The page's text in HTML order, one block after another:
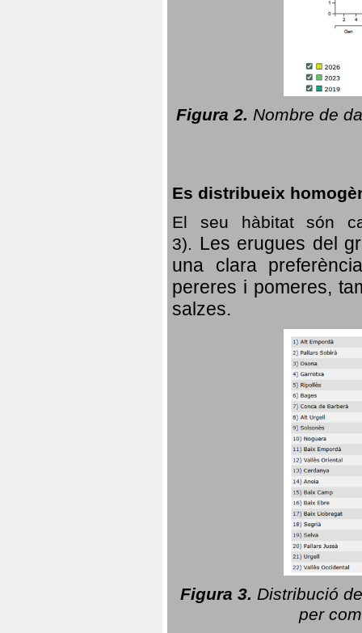
Figura 2. Nombre de
Es distribueix
El seu hàbitat són
3). Les erugues del
una clara
pereres i pomeres,
salzes.
Figura 3. Distribució
per